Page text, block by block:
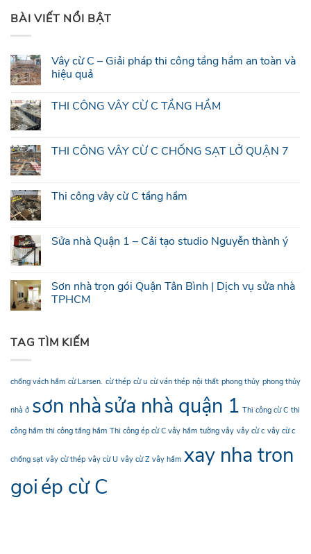
BÀI VIẾT NỔI BẬT
Vây cừ C – Giải pháp thi công tầng hầm an toàn và
hiệu quả
THI CÔNG VÂY CỪ C TẦNG HẦM
THI CÔNG VÂY CỪ C CHỐNG SẠT LỞ QUẬN 7
Thi công vây cừ C tầng hầm
Sửa nhà Quận 1 – Cải tạo studio Nguyễn thành ý
Sơn nhà trọn gói Quận Tân Bình | Dịch vụ sửa nhà
TPHCM
TAG TÌM KIẾM
chống vách hầm cừ Larsen. cừ thép cừ u cừ ván thép nội thất phong thủy phong thủy
nhà ở sơn nhàsửa nhà quận 1 Thi công cừ C thi
công hầm thi công tầng hầm Thi công ép cừ C vây hầm tường vây vây cừ c vây cừ c
chống sạt vây cừ thép vây cừ U vây cừ Z vây hầm xay nha tron
goiép cừ C